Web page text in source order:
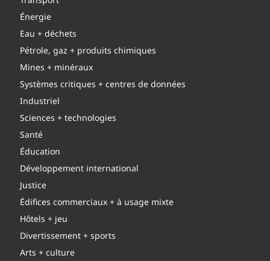
Énergie
Eau + déchets
Pétrole, gaz + produits chimiques
Mines + minéraux
Systèmes critiques + centres de données
Industriel
Sciences + technologies
Santé
Éducation
Développement international
Justice
Édifices commerciaux + à usage mixte
Hôtels + jeu
Divertissement + sports
Arts + culture